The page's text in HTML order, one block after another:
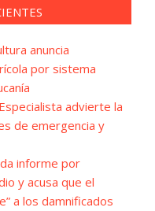
anuncia
por sistema
advierte la
de emergencia y
informe por
y acusa que el
a los damnificados